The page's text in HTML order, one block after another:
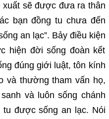
xuất sẽ được đưa ra thân
bạn đồng tu chưa đến
an lạc”. Bảy điều kiện
hiện đời sống đoàn kết
đúng giới luật, tôn kính
và thường tham vấn họ,
và luôn sống chánh
tu được sống an lạc. Nói